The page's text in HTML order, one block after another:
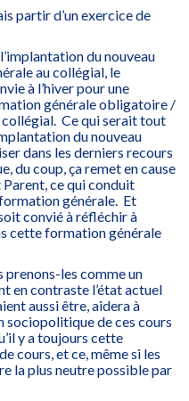
partir d’un exercice de
du nouveau
au collégial, le
à l’hiver pour une
générale obligatoire /
Ce qui serait tout
du nouveau
dans les derniers recours
du coup, ça remet en cause
ce qui conduit
générale. Et
convié à réfléchir à
cette formation générale
prenons-les comme un
en contraste l’état actuel
aussi être, aidera à
sociopolitique de ces cours
y a toujours cette
cours, et ce, même si les
la plus neutre possible par